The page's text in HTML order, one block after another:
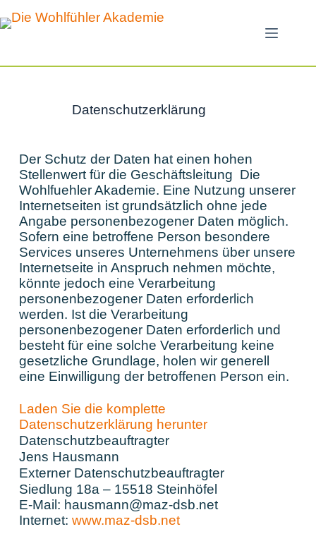
Datenschutzerklärung
Der Schutz der Daten hat einen hohen
Stellenwert für die Geschäftsleitung Die
Wohlfuehler Akademie. Eine Nutzung unserer
Internetseiten ist grundsätzlich ohne jede
Angabe personenbezogener Daten möglich.
Sofern eine betroffene Person besondere
Services unseres Unternehmens über unsere
Internetseite in Anspruch nehmen möchte,
könnte jedoch eine Verarbeitung
personenbezogener Daten erforderlich
werden. Ist die Verarbeitung
personenbezogener Daten erforderlich und
besteht für eine solche Verarbeitung keine
gesetzliche Grundlage, holen wir generell
eine Einwilligung der betroffenen Person ein.
Laden Sie die komplette
Datenschutzerklärung herunter
Datenschutzbeauftragter
Jens Hausmann
Externer Datenschutzbeauftragter
Siedlung 18a – 15518 Steinhöfel
E-Mail: hausmann@maz-dsb.net
Internet: www.maz-dsb.net